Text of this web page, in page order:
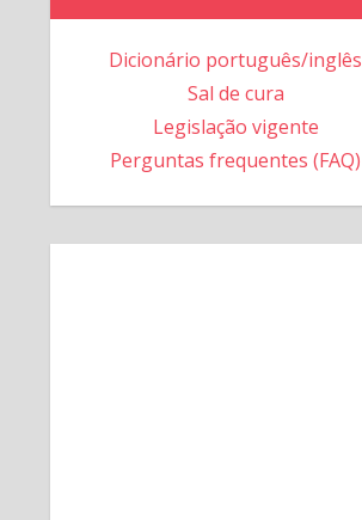
Dicionário português/inglês
Sal de cura
Legislação vigente
Perguntas frequentes (FAQ)